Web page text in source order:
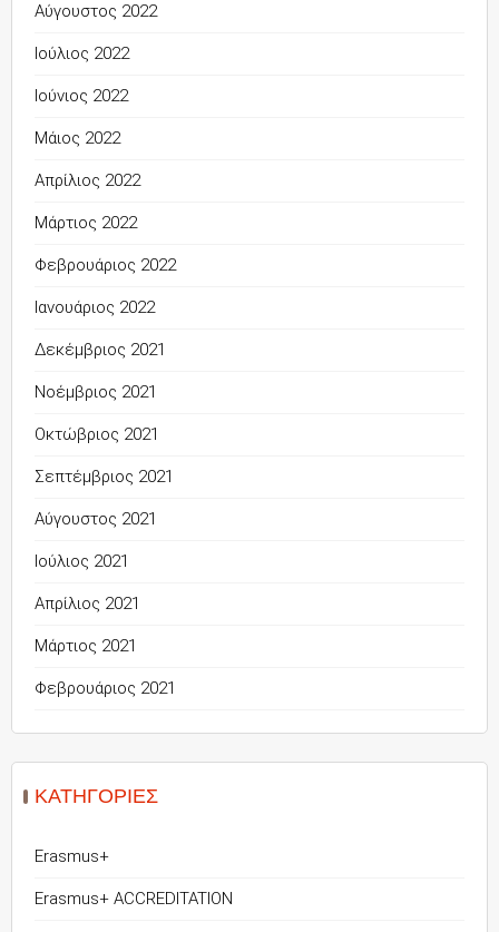
Αύγουστος 2022
Ιούλιος 2022
Ιούνιος 2022
Μάιος 2022
Απρίλιος 2022
Μάρτιος 2022
Φεβρουάριος 2022
Ιανουάριος 2022
Δεκέμβριος 2021
Νοέμβριος 2021
Οκτώβριος 2021
Σεπτέμβριος 2021
Αύγουστος 2021
Ιούλιος 2021
Απρίλιος 2021
Μάρτιος 2021
Φεβρουάριος 2021
KΑΤΗΓΟΡΊΕΣ
Erasmus+
Erasmus+ ACCREDITATION